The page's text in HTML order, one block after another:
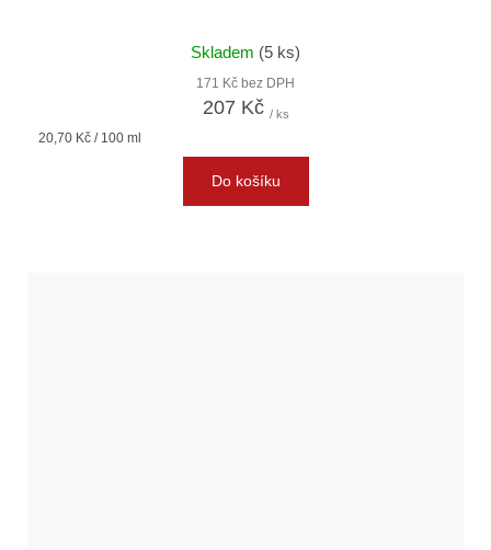
Skladem (5 ks)
171 Kč bez DPH
207 Kč / ks
Měrná
20,70 Kč / 100 ml
Do košíku